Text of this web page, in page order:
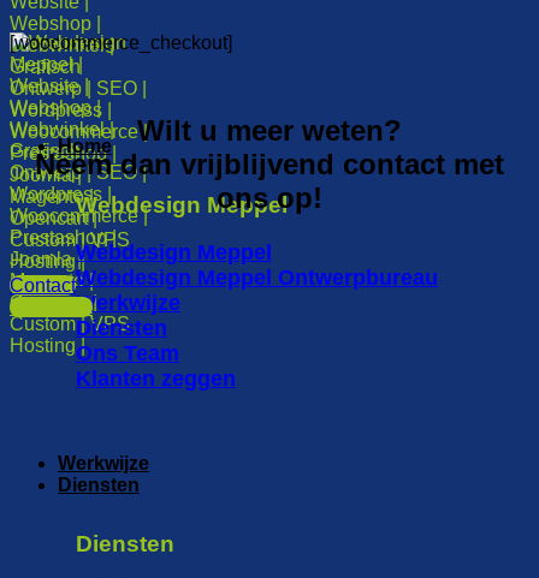
Home
Webdesign Meppel
Webdesign Meppel
Webdesign Meppel Ontwerpbureau
Werkwijze
Diensten
Ons Team
Klanten zeggen
Werkwijze
Diensten
Diensten
[woocommerce_checkout]
Wilt u meer weten?
Neem dan vrijblijvend contact met
ons op!
Contact
Bel Frank